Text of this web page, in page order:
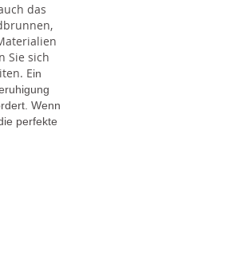
das
Sie sich
Ein
Wenn
perfekte